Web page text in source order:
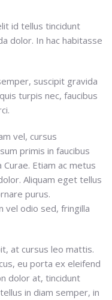
id tellus tincidunt
dolor. In hac habitasse
suscipit gravida
turpis nec, faucibus
vel, cursus
primis in faucibus
Etiam ac metus
Aliquam eget tellus
purus.
vel odio sed, fringilla
at cursus leo mattis.
eu porta ex eleifend
dolor at, tincidunt
in diam semper, in